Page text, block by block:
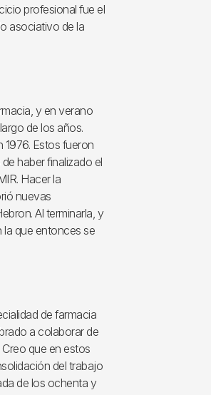
profesional fue el
asociativo de la
y en verano
de los años.
1976. Estos fueron
haber finalizado el
Hacer la
nuevas
Al terminarla, y
la que entonces se
de farmacia
a colaborar de
que en estos
del trabajo
de los ochenta y